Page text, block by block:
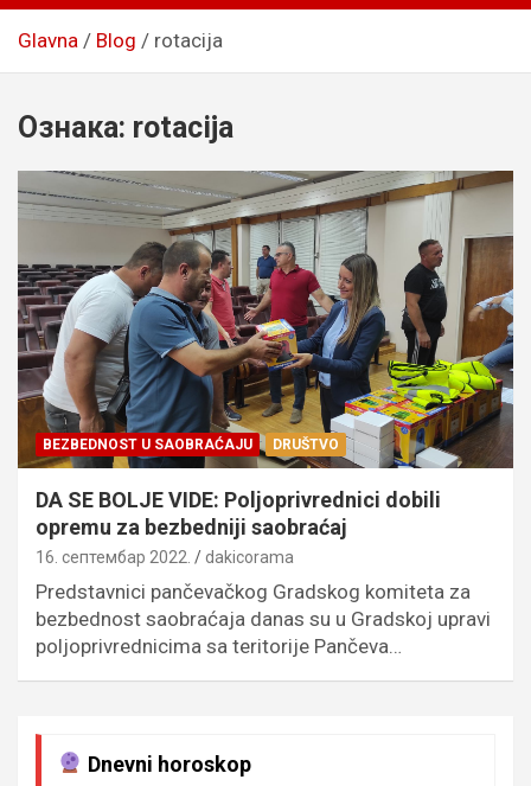
Glavna Blog rotacija
Ознака: rotacija
BEZBEDNOST U SAOBRAĆAJU DRUŠTVO
DA SE BOLJE VIDE: Poljoprivrednici dobili
opremu za bezbedniji saobraćaj
16. септембар 2022. dakicorama
Predstavnici pančevačkog Gradskog komiteta za
bezbednost saobraćaja danas su u Gradskoj upravi
poljoprivrednicima sa teritorije Pančeva…
Dnevni horoskop